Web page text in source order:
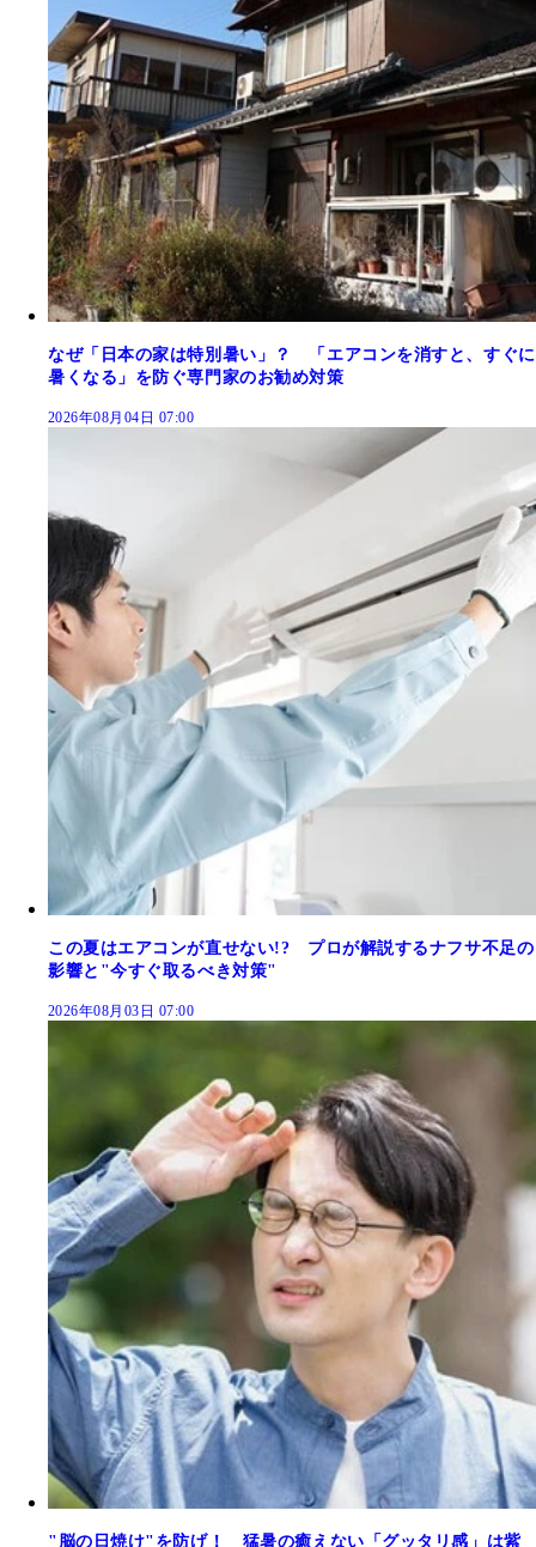
なぜ「日本の家は特別暑い」？ 「エアコンを消すと、すぐに
暑くなる」を防ぐ専門家のお勧め対策
2026年08月04日 07:00
この夏はエアコンが直せない!? プロが解説するナフサ不足の
影響と"今すぐ取るべき対策"
2026年08月03日 07:00
"脳の日焼け"を防げ！ 猛暑の癒えない「グッタリ感」は紫